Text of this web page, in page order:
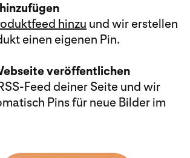
hinzu und wir erstellen
einen eigenen Pin.
veröffentlichen
Feed deiner Seite und wir
Pins für neue Bilder im